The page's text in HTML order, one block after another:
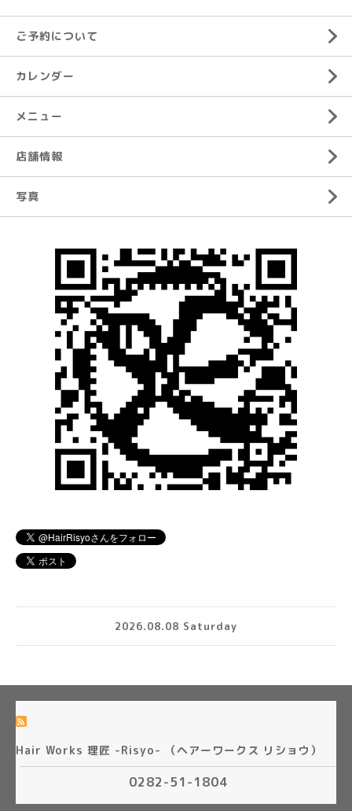
ご予約について
カレンダー
メニュー
店舗情報
写真
2026.08.08 Saturday
Hair Works 理匠 -Risyo- （ヘアーワークス リショウ）
0282-51-1804